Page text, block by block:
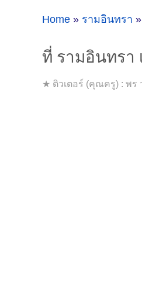
Home » รามอินทรา »
ที่ รามอินทรา
★ ติวเตอร์ (คุณครู) : พร